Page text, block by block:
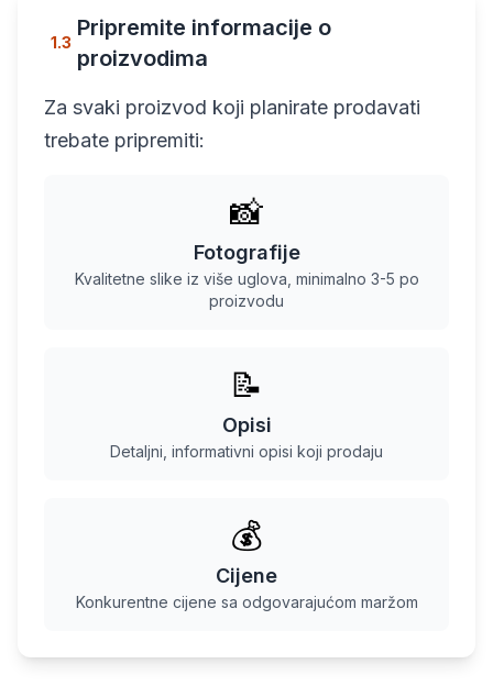
1.3
Pripremite informacije o
proizvodima
Za svaki proizvod koji planirate prodavati
trebate pripremiti:
📸
Fotografije
Kvalitetne slike iz više uglova, minimalno 3-5 po
proizvodu
📝
Opisi
Detaljni, informativni opisi koji prodaju
💰
Cijene
Konkurentne cijene sa odgovarajućom maržom